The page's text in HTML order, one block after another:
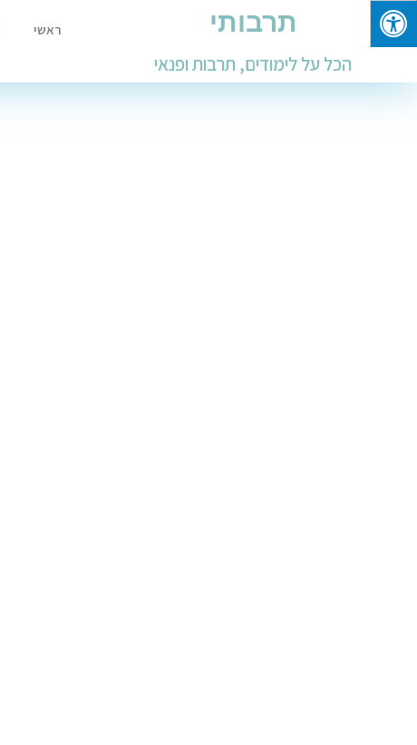
תרבותי
הכל על לימודים, תרבות ופנאי
ראשי